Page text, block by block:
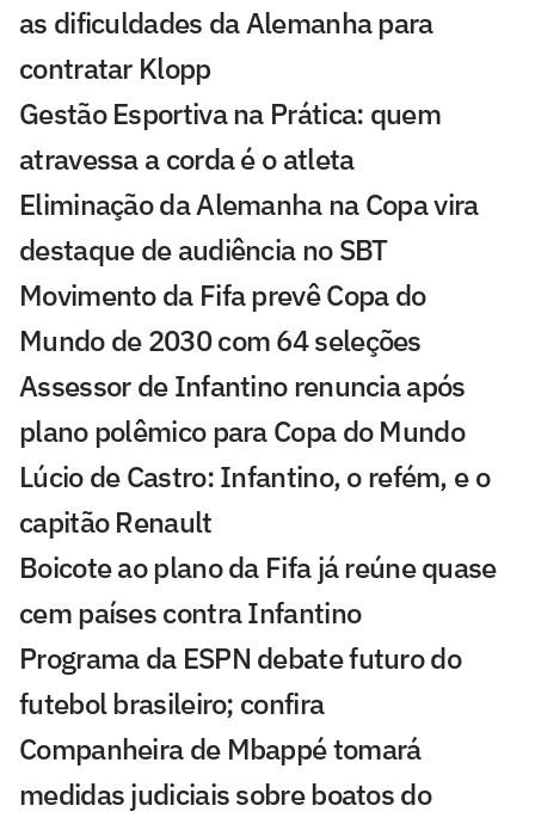
as dificuldades da Alemanha para
contratar Klopp
Gestão Esportiva na Prática: quem
atravessa a corda é o atleta
Eliminação da Alemanha na Copa vira
destaque de audiência no SBT
Movimento da Fifa prevê Copa do
Mundo de 2030 com 64 seleções
Assessor de Infantino renuncia após
plano polêmico para Copa do Mundo
Lúcio de Castro: Infantino, o refém, e o
capitão Renault
Boicote ao plano da Fifa já reúne quase
cem países contra Infantino
Programa da ESPN debate futuro do
futebol brasileiro; confira
Companheira de Mbappé tomará
medidas judiciais sobre boatos do